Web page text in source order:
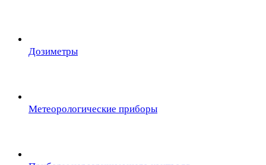
Дозиметры
Метеорологические приборы